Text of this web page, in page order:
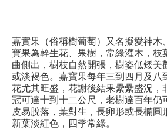
嘉實果（俗稱樹葡萄）又名擬愛神木
寶果為幹生花、果樹，常綠灌木，枝
曲側出，樹枝自然開張，樹姿低矮美
或淡褐色。嘉寶果每年三到四月及八
花尤其旺盛，花謝後結果纍纍盛況，
冠可達十到十二公尺，老樹達百年仍
皮易脫落，葉對生，長卵形或長橢圓
新葉淡紅色，四季常綠。